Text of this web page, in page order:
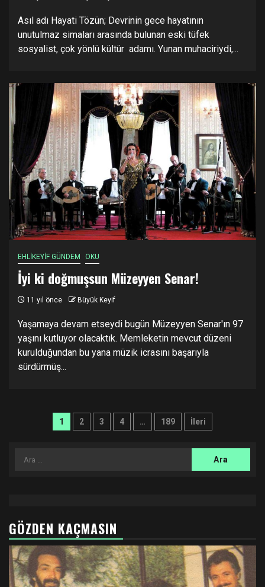
Asıl adı Hayati Tözün; Devrinin gece hayatının
unutulmaz simaları arasında bulunan eski tüfek
sosyalist, çok yönlü kültür adamı. Yunan muhaciriydi,...
EHLİKEYİF GÜNDEM OKU
İyi ki doğmuşsun Müzeyyen Senar!
11 yıl önce Büyük Keyif
Yaşamaya devam etseydi bugün Müzeyyen Senar'ın 97
yaşını kutluyor olacaktık. Memleketin mevcut düzeni
kurulduğundan bu yana müzik icrasını başarıyla
sürdürmüş...
Yazı
sayfalandırması
1 2 3 4 … 189 İleri
Arama:
GÖZDEN KAÇMASIN